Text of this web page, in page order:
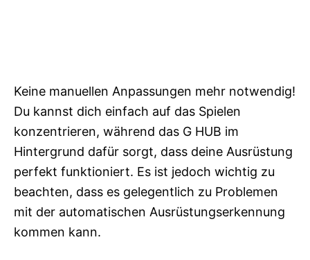
Keine manuellen Anpassungen mehr notwendig!
Du kannst dich einfach auf das Spielen
konzentrieren, während das G HUB im
Hintergrund dafür sorgt, dass deine Ausrüstung
perfekt funktioniert. Es ist jedoch wichtig zu
beachten, dass es gelegentlich zu Problemen
mit der automatischen Ausrüstungserkennung
kommen kann.